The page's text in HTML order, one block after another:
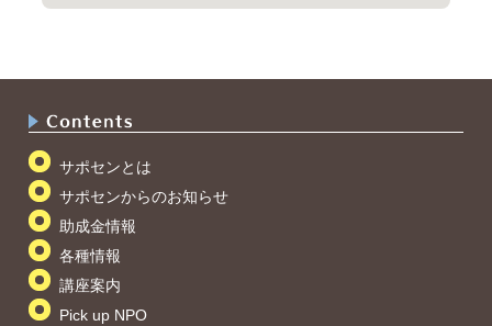
サポセンとは
サポセンからのお知らせ
助成金情報
各種情報
講座案内
Pick up NPO